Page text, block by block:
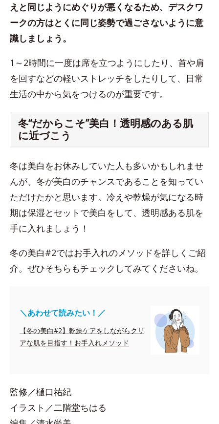
えと同じようにめぐりが悪くなるため、デスクワ
ークの方はとくに同じ姿勢で過ごさないように意
識しましょう。
1～2時間に一度は席を立つようにしたり、首や肩
を回すなどの軽いストレッチをしたりして、日常
生活の中から気をつけるのが重要です。
冬“だからこそ”美白！透明感のある肌
に近づこう
冬は美白をお休みしていた人も多いかもしれませ
んが、冬が美白のチャンスであることを知ってい
ただけたかと思います。冷えや乾燥が気になる時
期は保湿とセットで美白をして、透明感ある肌を
手に入れましょう！
冬の美白#2ではお手入れのメソッドを詳しくご紹
介。ぜひそちらもチェックしてみてくださいね。
＼あわせて読みたい！／
【冬の美白#2】乾燥ケアをしながらクリ
アな肌を目指す！お手入れメソッド
監修／樋口祐紀
イラスト／二階堂ちはる